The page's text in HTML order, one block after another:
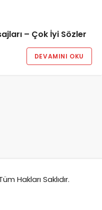
– Çok İyi Sözler
DEVAMINI OKU
Hakları Saklıdır.